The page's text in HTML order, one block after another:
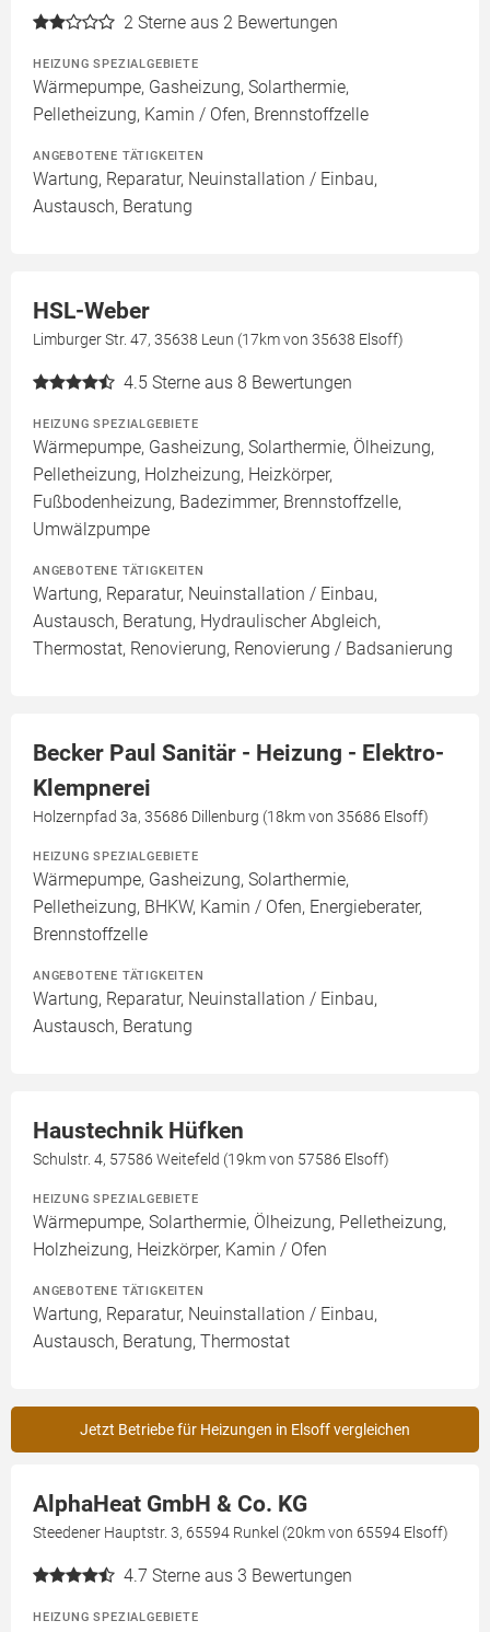
2 Sterne aus 2 Bewertungen
HEIZUNG SPEZIALGEBIETE
Wärmepumpe, Gasheizung, Solarthermie,
Pelletheizung, Kamin / Ofen, Brennstoffzelle
ANGEBOTENE TÄTIGKEITEN
Wartung, Reparatur, Neuinstallation / Einbau,
Austausch, Beratung
HSL-Weber
Limburger Str. 47, 35638 Leun (17km von 35638 Elsoff)
4.5 Sterne aus 8 Bewertungen
HEIZUNG SPEZIALGEBIETE
Wärmepumpe, Gasheizung, Solarthermie, Ölheizung,
Pelletheizung, Holzheizung, Heizkörper,
Fußbodenheizung, Badezimmer, Brennstoffzelle,
Umwälzpumpe
ANGEBOTENE TÄTIGKEITEN
Wartung, Reparatur, Neuinstallation / Einbau,
Austausch, Beratung, Hydraulischer Abgleich,
Thermostat, Renovierung, Renovierung / Badsanierung
Becker Paul Sanitär - Heizung - Elektro-
Klempnerei
Holzernpfad 3a, 35686 Dillenburg (18km von 35686 Elsoff)
HEIZUNG SPEZIALGEBIETE
Wärmepumpe, Gasheizung, Solarthermie,
Pelletheizung, BHKW, Kamin / Ofen, Energieberater,
Brennstoffzelle
ANGEBOTENE TÄTIGKEITEN
Wartung, Reparatur, Neuinstallation / Einbau,
Austausch, Beratung
Haustechnik Hüfken
Schulstr. 4, 57586 Weitefeld (19km von 57586 Elsoff)
HEIZUNG SPEZIALGEBIETE
Wärmepumpe, Solarthermie, Ölheizung, Pelletheizung,
Holzheizung, Heizkörper, Kamin / Ofen
ANGEBOTENE TÄTIGKEITEN
Wartung, Reparatur, Neuinstallation / Einbau,
Austausch, Beratung, Thermostat
Jetzt Betriebe für Heizungen in Elsoff vergleichen
AlphaHeat GmbH & Co. KG
Steedener Hauptstr. 3, 65594 Runkel (20km von 65594 Elsoff)
4.7 Sterne aus 3 Bewertungen
HEIZUNG SPEZIALGEBIETE